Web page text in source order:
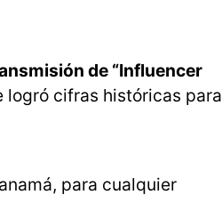
de “Influencer
logró cifras históricas para
para cualquier